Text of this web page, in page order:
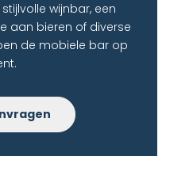
wijnbar, een
aan bieren of diverse
de mobiele bar op